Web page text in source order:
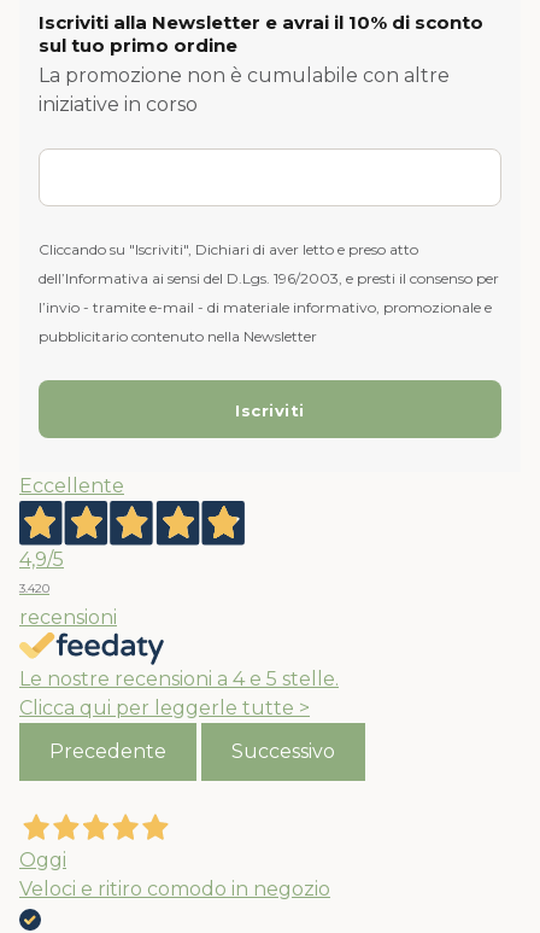
Iscriviti alla Newsletter e avrai il 10% di sconto
sul tuo primo ordine
La promozione non è cumulabile con altre
iniziative in corso
Cliccando su "Iscriviti", Dichiari di aver letto e preso atto
dell’Informativa ai sensi del D.Lgs. 196/2003, e presti il consenso per
l’invio - tramite e-mail - di materiale informativo, promozionale e
pubblicitario contenuto nella Newsletter
Eccellente
4,9/5
3.420
recensioni
Le nostre recensioni a 4 e 5 stelle.
Clicca qui per leggerle tutte >
Precedente
Successivo
Oggi
Veloci e ritiro comodo in negozio